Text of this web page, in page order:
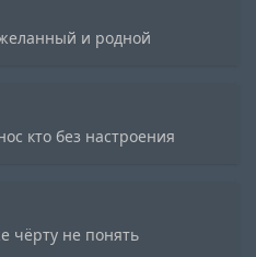
и родной
кто без настроения
чёрту не понять